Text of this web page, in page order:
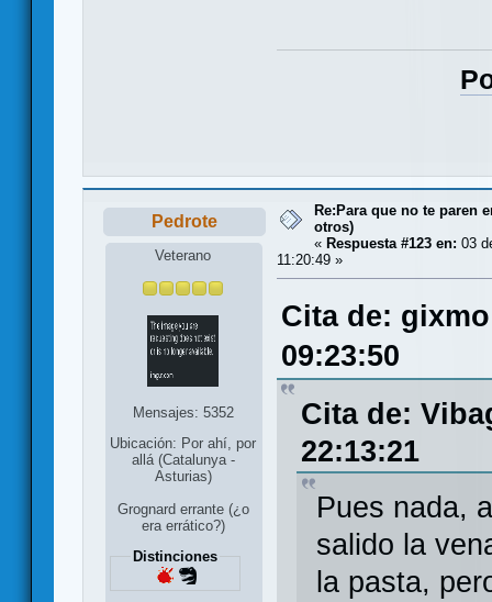
Pedrote
Veterano
Mensajes: 5352
Ubicación: Por ahí, por
allá (Catalunya -
Asturias)
Grognard errante (¿o
era errático?)
Distinciones
Re:Para que no te paren
otros)
« Respuesta #123 en: 03
11:20:49 »
Cita de:
09:23:50
Cita de:
22:13:21
Pues nada,
salido la
la pasta,